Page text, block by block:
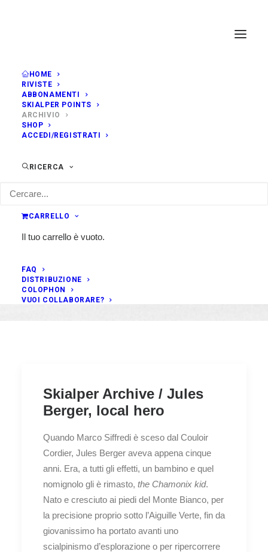
HOME
RIVISTE
ABBONAMENTI
SKIALPER POINTS
ARCHIVIO
SHOP
ACCEDI/REGISTRATI
RICERCA
CARRELLO
Il tuo carrello è vuoto.
FAQ
DISTRIBUZIONE
COLOPHON
VUOI COLLABORARE?
Skialper Archive / Jules
Berger, local hero
Quando Marco Siffredi è sceso dal Couloir
Cordier, Jules Berger aveva appena cinque
anni. Era, a tutti gli effetti, un bambino e quel
nomignolo gli è rimasto, the Chamonix kid.
Nato e cresciuto ai piedi del Monte Bianco, per
la precisione proprio sotto l’Aiguille Verte, fin da
giovanissimo ha portato avanti uno
scialpinismo d’esplorazione o per ripercorrere